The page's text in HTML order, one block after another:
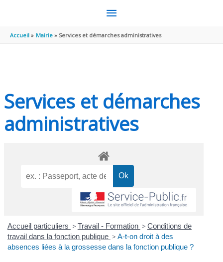
MENU
PRINCIPAL
Accueil Mairie Services et démarches administratives
Services et démarches
administratives
Accueil particuliers > Travail - Formation > Conditions de
travail dans la fonction publique > A-t-on droit à des
absences liées à la grossesse dans la fonction publique ?